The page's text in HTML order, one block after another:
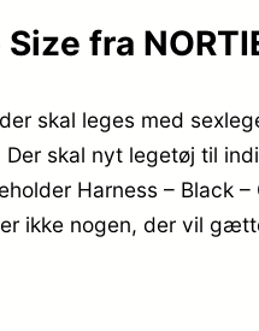
fra
skal leges med
skal nyt legetøj til
Harness – Black
ikke nogen, der vil